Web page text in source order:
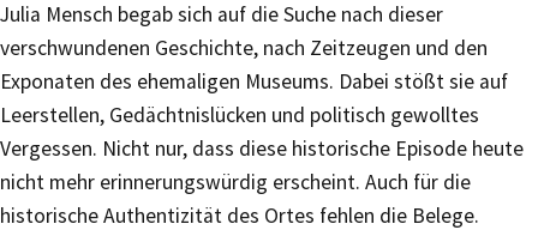
Julia Mensch begab sich auf die Suche nach dieser
verschwundenen Geschichte, nach Zeitzeugen und den
Exponaten des ehemaligen Museums. Dabei stößt sie auf
Leerstellen, Gedächtnislücken und politisch gewolltes
Vergessen. Nicht nur, dass diese historische Episode heute
nicht mehr erinnerungswürdig erscheint. Auch für die
historische Authentizität des Ortes fehlen die Belege.